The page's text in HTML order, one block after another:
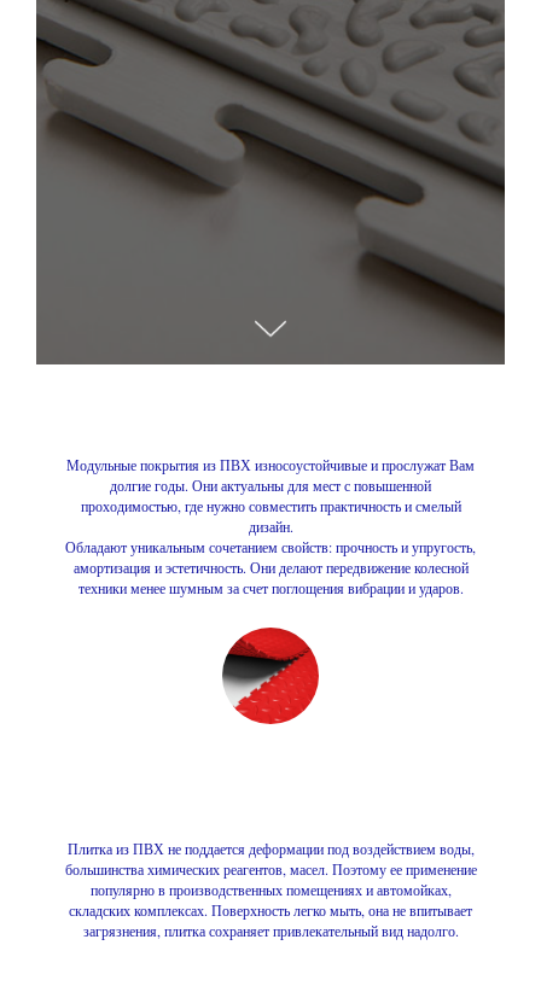
Модульные покрытия из ПВХ износоустойчивые и прослужат Вам
долгие годы. Они актуальны для мест с повышенной
проходимостью, где нужно совместить практичность и смелый
дизайн.
Обладают уникальным сочетанием свойств: прочность и упругость,
амортизация и эстетичность. Они делают передвижение колесной
техники менее шумным за счет поглощения вибрации и ударов.
Плитка из ПВХ не поддается деформации под воздействием воды,
большинства химических реагентов, масел. Поэтому ее применение
популярно в производственных помещениях и автомойках,
складских комплексах. Поверхность легко мыть, она не впитывает
загрязнения, плитка сохраняет привлекательный вид надолго.